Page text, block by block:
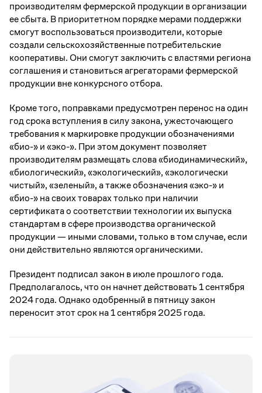
производителям фермерской продукции в организации
ее сбыта. В приоритетном порядке мерами поддержки
смогут воспользоваться производители, которые
создали сельскохозяйственные потребительские
кооперативы. Они смогут заключить с властями региона
соглашения и становиться агрегаторами фермерской
продукции вне конкурсного отбора.
Кроме того, поправками предусмотрен перенос на один
год срока вступления в силу закона, ужесточающего
требования к маркировке продукции обозначениями
«био-» и «эко-». При этом документ позволяет
производителям размещать слова «биодинамический»,
«биологический», «экологический», «экологически
чистый», «зеленый», а также обозначения «эко-» и
«био-» на своих товарах только при наличии
сертификата о соответствии технологии их выпуска
стандартам в сфере производства органической
продукции — иными словами, только в том случае, если
они действительно являются органическими.
Президент подписал закон в июле прошлого года.
Предполагалось, что он начнет действовать 1 сентября
2024 года. Однако одобренный в пятницу закон
переносит этот срок на 1 сентября 2025 года.